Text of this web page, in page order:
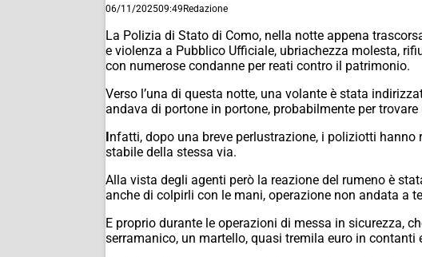
06/11/202509:49Redazione
La Polizia di Stato di Como, nella notte appena
e violenza a Pubblico Ufficiale, ubriachezza molesta,
con numerose condanne per reati contro il patrimonio.
Verso l’una di questa notte, una volante è stata
andava di portone in portone, probabilmente per trovare
Infatti, dopo una breve perlustrazione, i poliziotti
stabile della stessa via.
Alla vista degli agenti però la reazione del rumeno è
anche di colpirli con le mani, operazione non andata a
E proprio durante le operazioni di messa in sicurezza,
serramanico, un martello, quasi tremila euro in contanti